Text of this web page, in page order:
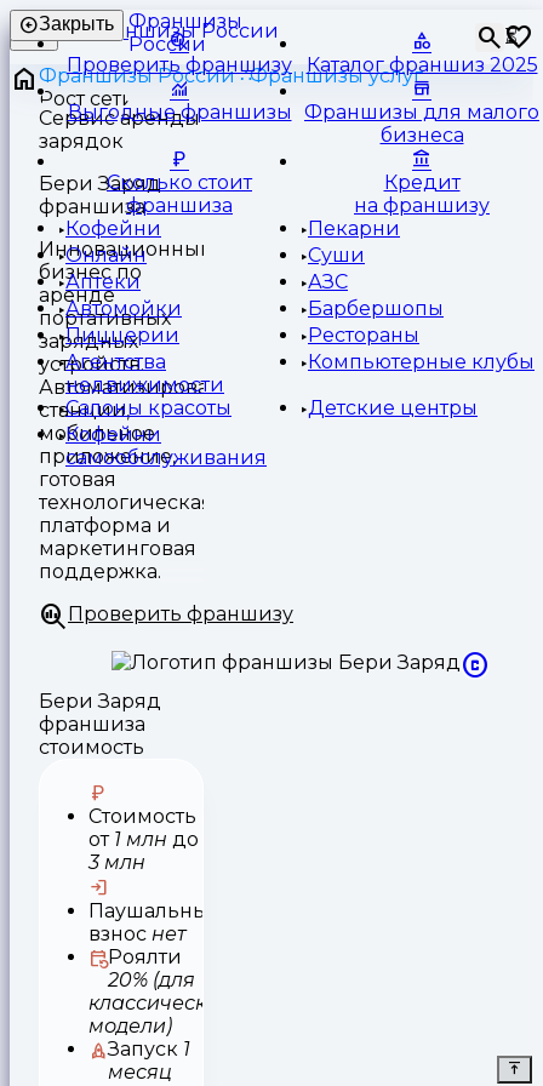
Франшизы
России
⏳
Закрыть
Проверить франшизу Каталог франшиз 2025
Выгодные франшизы
Франшизы для малого
бизнеса
Сколько стоит
франшиза
Кредит
на франшизу
Кофейни
Пекарни
Онлайн
Суши
Аптеки
АЗС
Автомойки
Барбершопы
Пиццерии
Рестораны
Агентства
недвижимости
Компьютерные клубы
Салоны красоты
Детские центры
Кофейни
самообслуживания
Франшизы России
Франшизы услуг
Сервис аренды
зарядок
Бери Заряд
франшиза
Инновационный
бизнес по
аренде
портативных
зарядных
устройств.
Автоматизированные
станции,
мобильное
приложение,
готовая
технологическая
платформа и
маркетинговая
поддержка.
Проверить франшизу
Бери Заряд
франшиза
стоимость
Стоимость
от 1 млн до
3 млн
Паушальный
взнос нет
Роялти
20% (для
классической
модели)
Запуск 1
месяц